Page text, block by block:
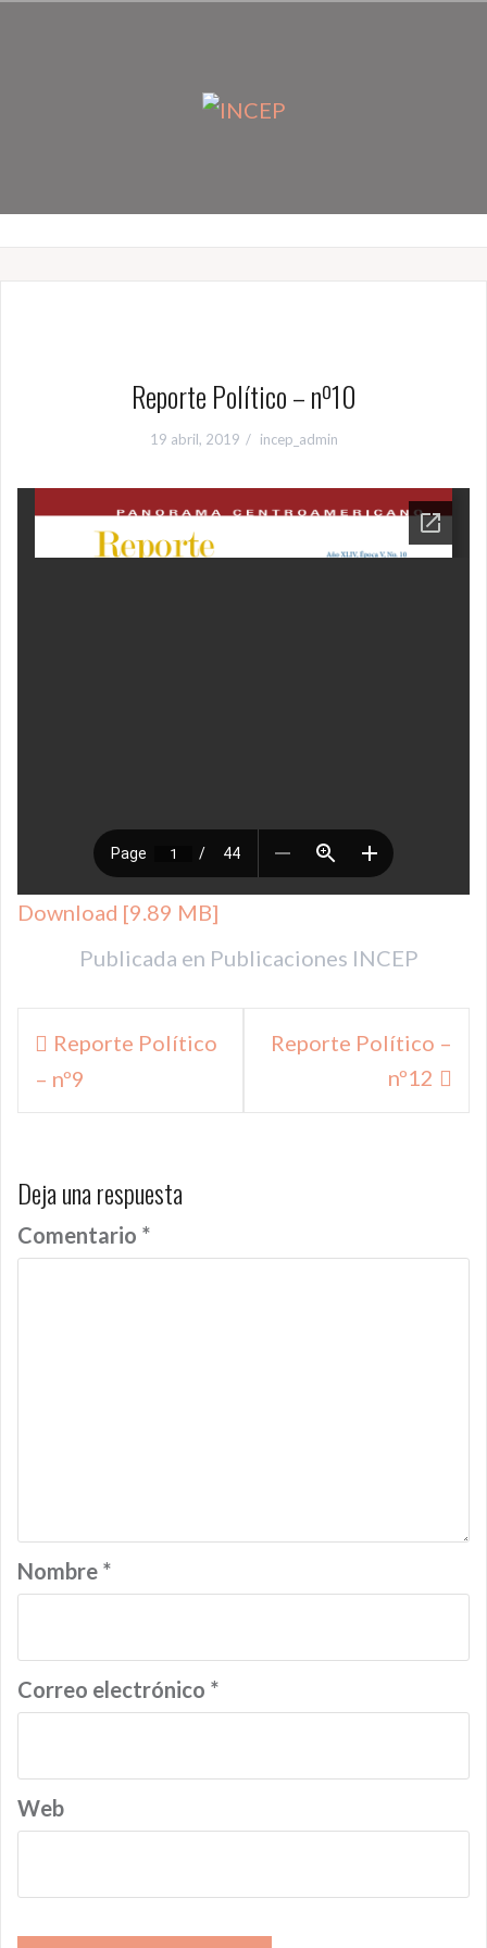
Reporte Político – nº10
19 abril, 2019 incep_admin
Download [9.89 MB]
Publicada en Publicaciones INCEP
Navegación
de
entradas
Reporte Político
– nº9
Reporte Político –
nº12
Deja una respuesta
Comentario *
Nombre *
Correo electrónico *
Web